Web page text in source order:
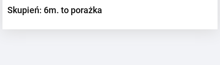
Skupień: 6m. to porażka